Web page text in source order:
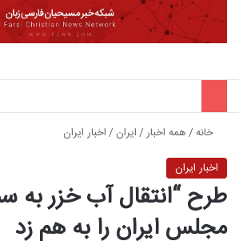
خانه/همه اخبار/ایران /اخبار ایران
اخبار ایران
طرح “انتقال آب خزر به
مجلس ایران را به هم زد